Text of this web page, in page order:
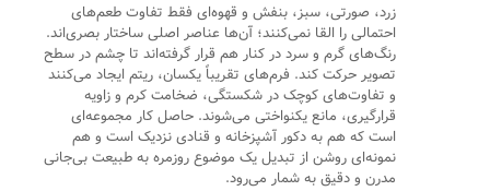
زرد، صورتی، سبز، بنفش و قهوه‌ای فقط تفاوت طعم‌های
احتمالی را القا نمی‌کنند؛ آن‌ها عناصر اصلی ساختار بصری‌اند.
رنگ‌های گرم و سرد در کنار هم قرار گرفته‌اند تا چشم در سطح
تصویر حرکت کند. فرم‌های تقریباً یکسان، ریتم ایجاد می‌کنند
و تفاوت‌های کوچک در شکستگی، ضخامت کرم و زاویه
قرارگیری، مانع یکنواختی می‌شوند. حاصل کار مجموعه‌ای
است که هم به دکور آشپزخانه و قنادی نزدیک است و هم
نمونه‌ای روشن از تبدیل یک موضوع روزمره به طبیعت بی‌جانی
مدرن و دقیق به شمار می‌رود.